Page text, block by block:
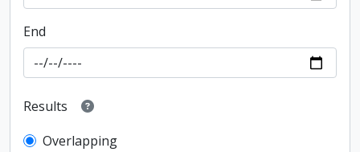
End
Results
Overlapping